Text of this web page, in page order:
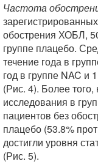
Частота
обострения ХОБЛ,
группе плацебо.
течение года в
год в группе NAC и
(Рис. 4). Более
исследования в
пациентов без
плацебо (53.8%
достигли уровня
(Рис. 5).